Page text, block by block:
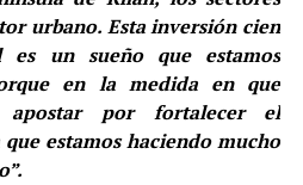
urbano. Esta inversión cien
un sueño que estamos
en la medida en que
apostar por fortalecer el
estamos haciendo mucho